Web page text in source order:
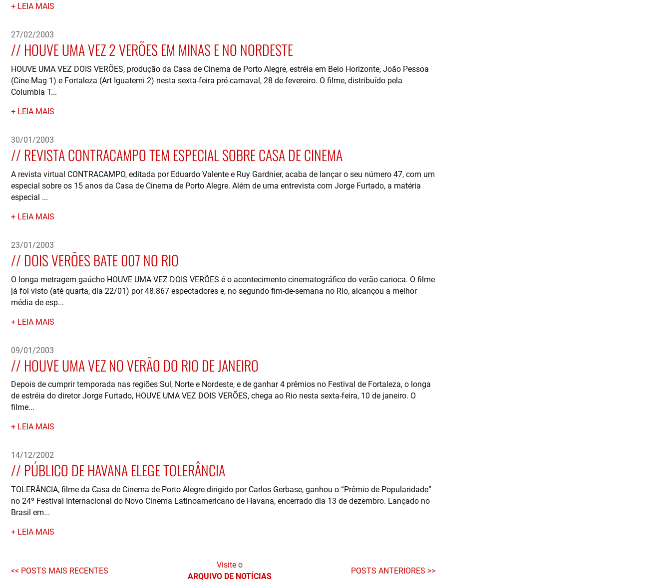
LEIA MAIS
27/02/2003
HOUVE UMA VEZ 2 VERÕES EM MINAS E NO NORDESTE
HOUVE UMA VEZ DOIS VERÕES, produção da Casa de Cinema de Porto Alegre, estréia em Belo Horizonte, João Pessoa
(Cine Mag 1) e Fortaleza (Art Iguatemi 2) nesta sexta-feira pré-carnaval, 28 de fevereiro. O filme, distribuído pela
Columbia T...
LEIA MAIS
30/01/2003
REVISTA CONTRACAMPO TEM ESPECIAL SOBRE CASA DE CINEMA
A revista virtual CONTRACAMPO, editada por Eduardo Valente e Ruy Gardnier, acaba de lançar o seu número 47, com um
especial sobre os 15 anos da Casa de Cinema de Porto Alegre. Além de uma entrevista com Jorge Furtado, a matéria
especial ...
LEIA MAIS
23/01/2003
DOIS VERÕES BATE 007 NO RIO
O longa metragem gaúcho HOUVE UMA VEZ DOIS VERÕES é o acontecimento cinematográfico do verão carioca. O filme
já foi visto (até quarta, dia 22/01) por 48.867 espectadores e, no segundo fim-de-semana no Rio, alcançou a melhor
média de esp...
LEIA MAIS
09/01/2003
HOUVE UMA VEZ NO VERÃO DO RIO DE JANEIRO
Depois de cumprir temporada nas regiões Sul, Norte e Nordeste, e de ganhar 4 prêmios no Festival de Fortaleza, o longa
de estréia do diretor Jorge Furtado, HOUVE UMA VEZ DOIS VERÕES, chega ao Rio nesta sexta-feira, 10 de janeiro. O
filme...
LEIA MAIS
14/12/2002
PÚBLICO DE HAVANA ELEGE TOLERÂNCIA
TOLERÂNCIA, filme da Casa de Cinema de Porto Alegre dirigido por Carlos Gerbase, ganhou o “Prêmio de Popularidade”
no 24º Festival Internacional do Novo Cinema Latinoamericano de Havana, encerrado dia 13 de dezembro. Lançado no
Brasil em...
LEIA MAIS
POSTS MAIS RECENTES POSTS ANTERIORES
Visite o
ARQUIVO DE NOTÍCIAS